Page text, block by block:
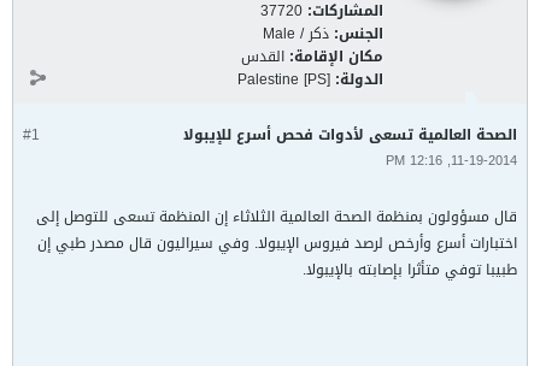
المشاركات: 37720
الجنس: ذكر / Male
مكان الإقامة: القدس
الدولة: Palestine [PS]
#1 الصحة العالمية تسعى لأدوات فحص أسرع للإيبولا
11-19-2014, 12:16 PM
قال مسؤولون بمنظمة الصحة العالمية الثلاثاء إن المنظمة تسعى للتوصل إلى
اختبارات أسرع وأرخص لرصد فيروس الإيبولا. وفي سيراليون قال مصدر طبي إن
طبيبا توفي متأثرا بإصابته بالإيبولا.